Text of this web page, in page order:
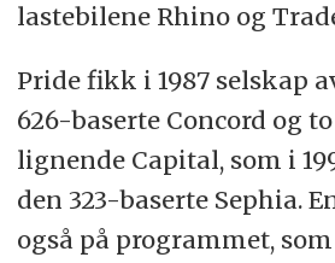
lastebilene Rhino og
Pride fikk i 1987 selskap
626-baserte Concord og
lignende Capital, som i
den 323-baserte Sephia.
også på programmet,